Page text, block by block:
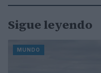
Sigue leyendo
MUNDO